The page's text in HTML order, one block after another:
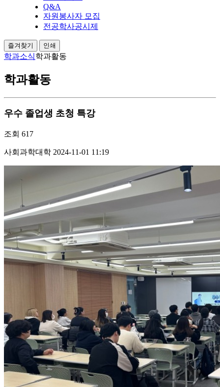
Q&A
자원봉사자 모집
전공학사공시제
즐겨찾기 인쇄
학과소식학과활동
학과활동
우수 졸업생 초청 특강
조회 617
사회과학대학 2024-11-01 11:19